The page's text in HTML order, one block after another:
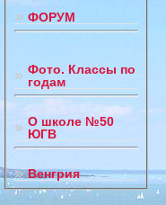
ФОРУМ
Фото. Классы по
годам
О школе №50
ЮГВ
Венгрия